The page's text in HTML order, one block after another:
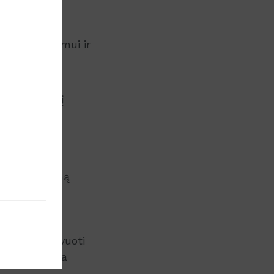
stabilumui ir
ir atitiktį
esamą
App Store
aktyvuoti
paruošta